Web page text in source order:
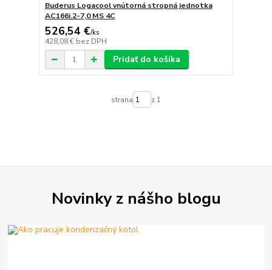
Buderus Logacool vnútorná stropná jednotka
AC166i.2-7,0 MS 4C
526,54 €/ks
428,08 € bez DPH
Pridať do košíka
strana z 1
Novinky z nášho blogu